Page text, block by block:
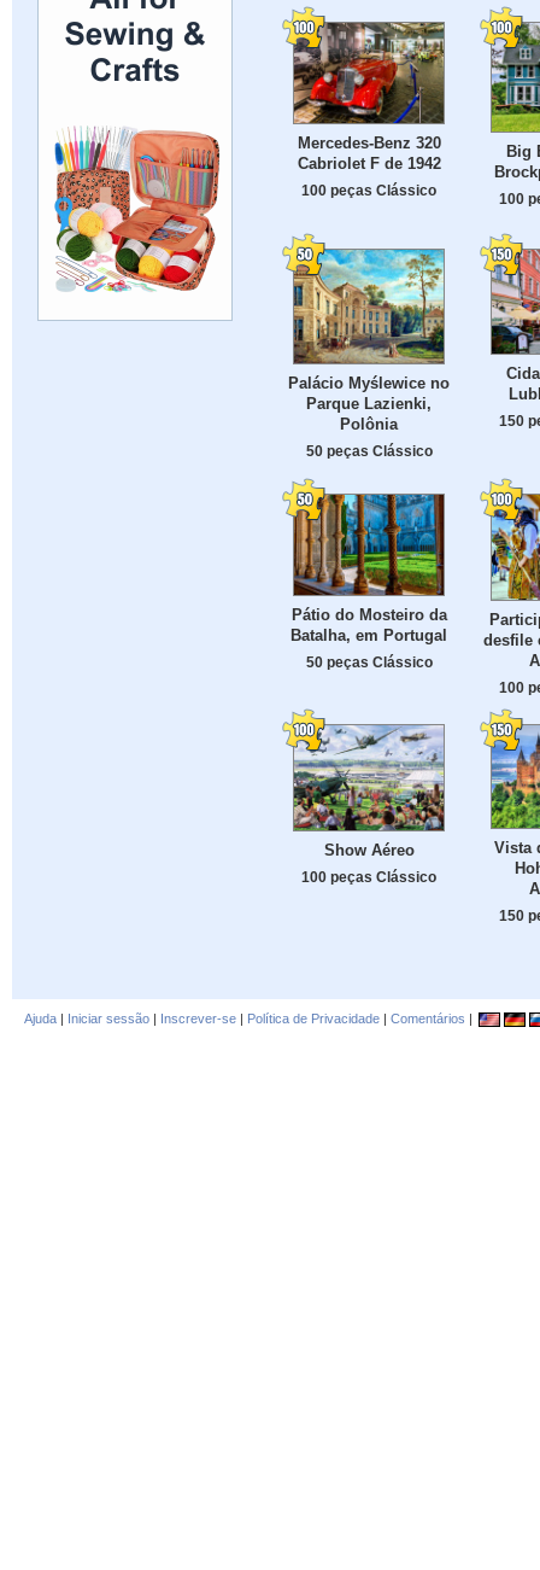
Mercedes-Benz 320
Cabriolet F de 1942
100 peças Clássico
Big
100
Palácio Myślewice no
Parque Lazienki,
Polônia
50 peças Clássico
150
Pátio do Mosteiro da
Batalha, em Portugal
50 peças Clássico
desfile
100
Show Aéreo
100 peças Clássico
Vista
150
Ajuda | Iniciar sessão | Inscrever-se | Política de Privacidade | Comentários |